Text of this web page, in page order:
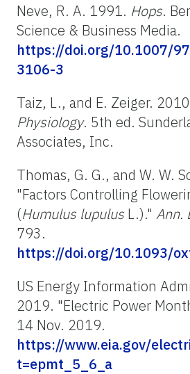
Neve, R. A. 1991. Hops.
Science & Business Media.
https://doi.org/10.1007/
3106-3
Taiz, L., and E. Zeiger.
Physiology. 5th ed.
Associates, Inc.
Thomas, G. G., and W. W.
"Factors Controlling
(Humulus lupulus L.)." Ann.
793.
https://doi.org/10.1093/
US Energy Information
2019. "Electric Power
14 Nov. 2019.
https://www.eia.gov/
t=epmt_5_6_a